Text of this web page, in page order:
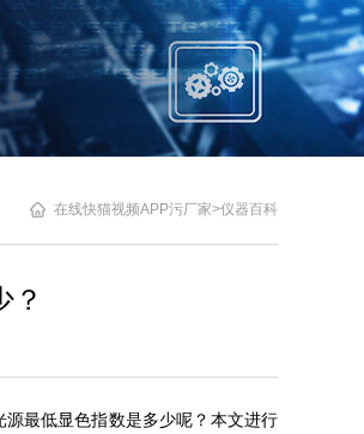
在线快猫视频APP污厂家>仪器百科
？
源最低显色指数是多少呢？本文进行